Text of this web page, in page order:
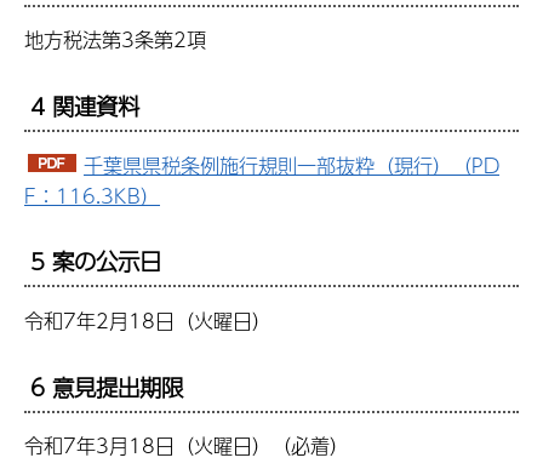
地方税法第3条第2項
4 関連資料
千葉県県税条例施行規則一部抜粋（現行）（PD
F：116.3KB）
5 案の公示日
令和7年2月18日（火曜日）
6 意見提出期限
令和7年3月18日（火曜日）（必着）